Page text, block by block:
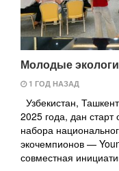
Молодые
1 ГОД НАЗАД
Узбекистан,
2025 года, дан
набора
экочемпионов —
совместная